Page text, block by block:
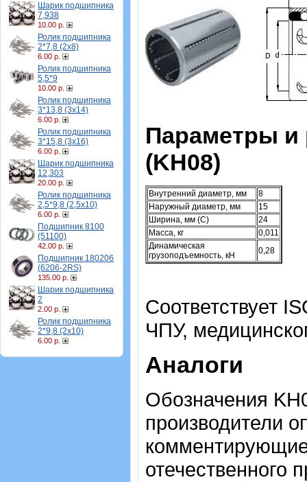
Шарик подшипника
7,938
10.00 р.
Ролик подшипника
2*7,8 (2х8)
6.00 р.
Ролик подшипника
5,5*9
10.00 р.
Ролик подшипника
3*13,8 (3х14)
6.00 р.
Ролик подшипника
3*15,8 (3х16)
6.00 р.
Шарик подшипника
12,303
20.00 р.
Ролик подшипника
2,5*9,8 (2,5х10)
6.00 р.
Подшипник 8100
(51100)
42.00 р.
Подшипник 180206
(6206-2RS)
135.00 р.
Шарик подшипника
2
2.00 р.
Ролик подшипника
2*9,8 (2х10)
6.00 р.
Параметры и
(KH08)
Внутренний диаметр, мм
8
Наружный диаметр, мм
15
Ширина, мм (C)
24
Масса, кг
0,011
Динамическая
грузоподъемность, кН
0,28
Соответствует
ЧПУ,
Аналоги
Обозначения
производители
отечественного